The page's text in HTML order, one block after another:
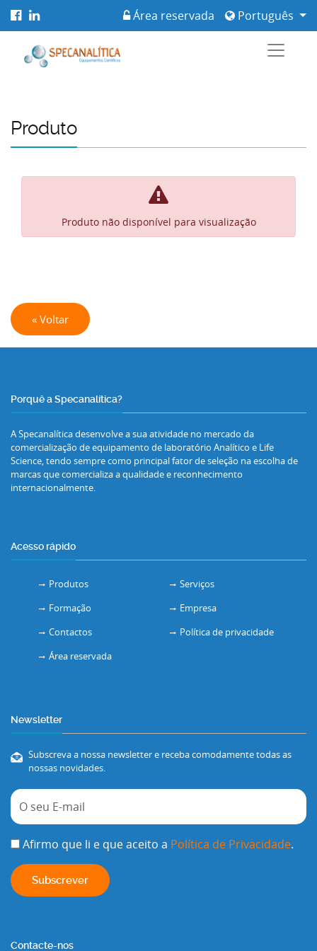
Português
Área reservada
Produto
Produto não disponível para visualização
« Voltar
Porquê a Specanalítica?
A Specanalítica desenvolve a sua atividade no mercado da
comercialização de equipamento de laboratório Analítico e Life
Science, tendo sempre como principal fator de seleção na escolha de
marcas que comercializa a qualidade e reconhecimento
internacionalmente.
Acesso rápido
Produtos
Serviços
Formação
Empresa
Contactos
Política de privacidade
Área reservada
Newsletter
Subscreva a nossa newsletter e receba comodamente todas as
nossas novidades.
Afirmo que li e que aceito a Política de Privacidade.
Contacte-nos